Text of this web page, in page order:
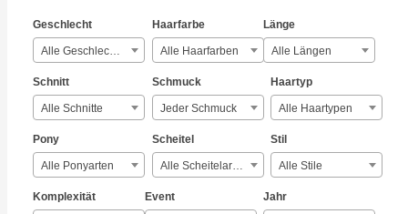
Geschlecht
Alle Geschlechter
Haarfarbe
Alle Haarfarben
Länge
Alle Längen
Schnitt
Alle Schnitte
Schmuck
Jeder Schmuck
Haartyp
Alle Haartypen
Pony
Alle Ponyarten
Scheitel
Alle Scheitelarten
Stil
Alle Stile
Komplexität Event Jahr